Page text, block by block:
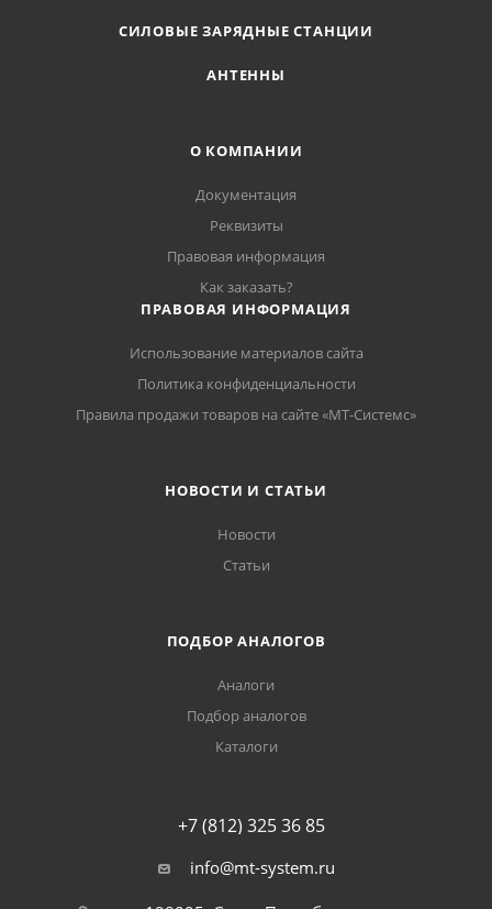
СИЛОВЫЕ ЗАРЯДНЫЕ СТАНЦИИ
АНТЕННЫ
О КОМПАНИИ
Документация
Реквизиты
Правовая информация
Как заказать?
ПРАВОВАЯ ИНФОРМАЦИЯ
Использование материалов сайта
Политика конфиденциальности
Правила продажи товаров на сайте «МТ-Системс»
НОВОСТИ И СТАТЬИ
Новости
Статьи
ПОДБОР АНАЛОГОВ
Аналоги
Подбор аналогов
Каталоги
+7 (812) 325 36 85
info@mt-system.ru